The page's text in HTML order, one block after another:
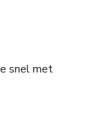
snel met